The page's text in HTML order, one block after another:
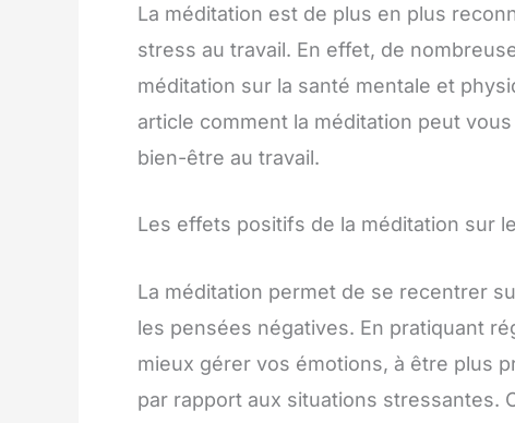
La méditation est de plus en plus
stress au travail. En effet, de
méditation sur la santé mentale et
article comment la méditation peut
bien-être au travail.
Les effets positifs de la méditation sur
La méditation permet de se recentrer
les pensées négatives. En pratiquant
mieux gérer vos émotions, à être plus
par rapport aux situations stressantes.